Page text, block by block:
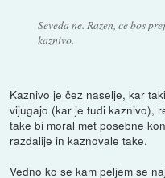
Seveda ne. Razen, ce bos
kaznivo.
Kaznivo je čez naselje, kar
vijugajo (kar je tudi kaznivo),
take bi moral met posebne
razdalije in kaznovale take.
Vedno ko se kam peljem se